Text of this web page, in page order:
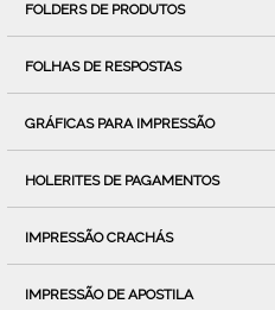
FOLDERS DE PRODUTOS
FOLHAS DE RESPOSTAS
GRÁFICAS PARA IMPRESSÃO
HOLERITES DE PAGAMENTOS
IMPRESSÃO CRACHÁS
IMPRESSÃO DE APOSTILA